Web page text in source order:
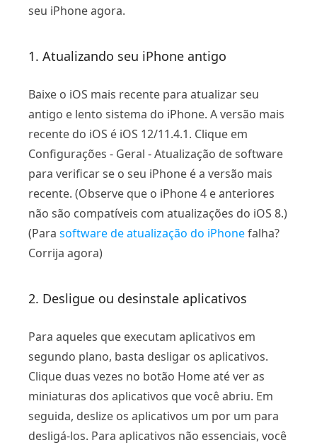
seu iPhone agora.
1. Atualizando seu iPhone antigo
Baixe o iOS mais recente para atualizar seu
antigo e lento sistema do iPhone. A versão mais
recente do iOS é iOS 12/11.4.1. Clique em
Configurações - Geral - Atualização de software
para verificar se o seu iPhone é a versão mais
recente. (Observe que o iPhone 4 e anteriores
não são compatíveis com atualizações do iOS 8.)
(Para software de atualização do iPhonefalha?
Corrija agora)
2. Desligue ou desinstale aplicativos
Para aqueles que executam aplicativos em
segundo plano, basta desligar os aplicativos.
Clique duas vezes no botão Home até ver as
miniaturas dos aplicativos que você abriu. Em
seguida, deslize os aplicativos um por um para
desligá-los. Para aplicativos não essenciais, você